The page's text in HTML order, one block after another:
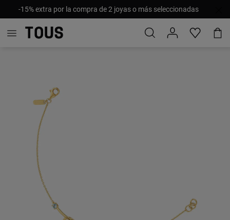
-15% extra por la compra de 2 joyas o más seleccionadas